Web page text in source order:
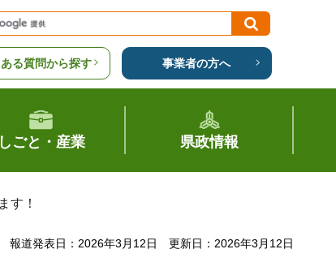
る質問から探す 事業者の方へ
しごと・産業 県政情報
す！
報道発表日：2026年3月12日 更新日：2026年3月12日